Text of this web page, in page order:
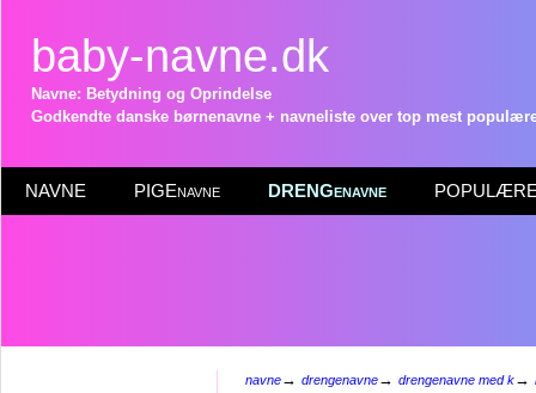
baby-navne.dk
Navne: Betydning og Oprindelse
Godkendte danske børnenavne + navneliste over top mest
NAVNE PIGEnavne DRENGenavne POPULÆRE
navne→ drengenavne→ drengenavne med k→